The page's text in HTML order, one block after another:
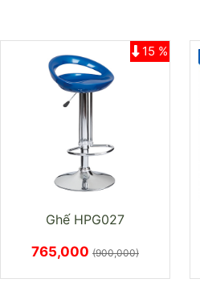
Ghế HPG027
15 %
765,000 (900,000)